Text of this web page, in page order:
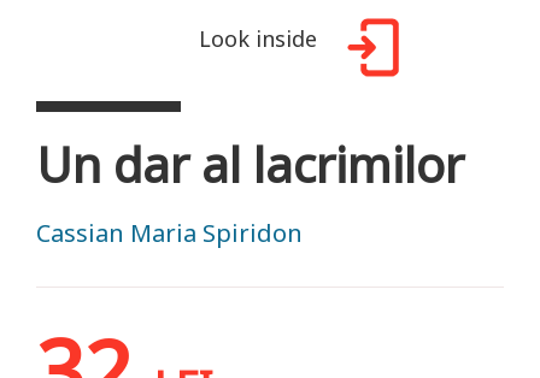
Look inside
Un dar al lacrimilor
Cassian Maria Spiridon